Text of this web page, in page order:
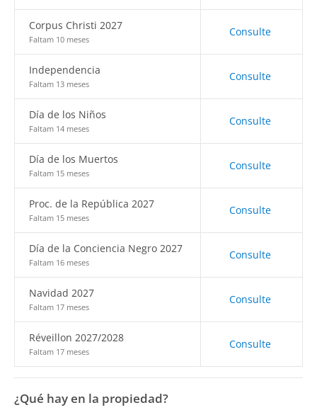
Corpus Christi 2027
Faltam 10 meses
Consulte
Independencia
Faltam 13 meses
Consulte
Día de los Niños
Faltam 14 meses
Consulte
Día de los Muertos
Faltam 15 meses
Consulte
Proc. de la República 2027
Faltam 15 meses
Consulte
Día de la Conciencia Negro 2027
Faltam 16 meses
Consulte
Navidad 2027
Faltam 17 meses
Consulte
Réveillon 2027/2028
Faltam 17 meses
Consulte
¿Qué hay en la propiedad?